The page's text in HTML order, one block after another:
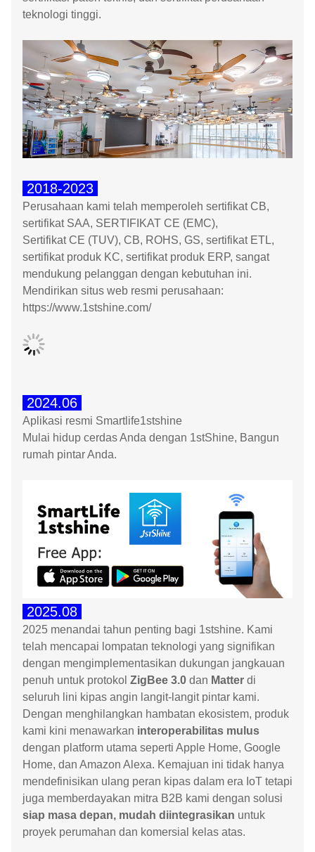
teknologi tinggi.
2018-2023
Perusahaan kami telah memperoleh sertifikat CB,
sertifikat SAA, SERTIFIKAT CE (EMC),
Sertifikat CE (TUV), CB, ROHS, GS, sertifikat ETL,
sertifikat produk KC, sertifikat produk ERP, sangat
mendukung pelanggan dengan kebutuhan ini.
Mendirikan situs web resmi perusahaan:
https://www.1stshine.com/
2024.06
Aplikasi resmi Smartlife1stshine
Mulai hidup cerdas Anda dengan 1stShine, Bangun
rumah pintar Anda.
2025.08
2025 menandai tahun penting bagi 1stshine. Kami
telah mencapai lompatan teknologi yang signifikan
dengan mengimplementasikan dukungan jangkauan
penuh untuk protokol ZigBee 3.0 dan Matter di
seluruh lini kipas angin langit-langit pintar kami.
Dengan menghilangkan hambatan ekosistem, produk
kami kini menawarkan interoperabilitas mulus
dengan platform utama seperti Apple Home, Google
Home, dan Amazon Alexa. Kemajuan ini tidak hanya
mendefinisikan ulang peran kipas dalam era IoT tetapi
juga memberdayakan mitra B2B kami dengan solusi
siap masa depan, mudah diintegrasikan untuk
proyek perumahan dan komersial kelas atas.